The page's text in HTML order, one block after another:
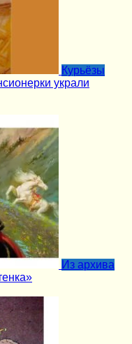
Курьёзы
украли
Из архива